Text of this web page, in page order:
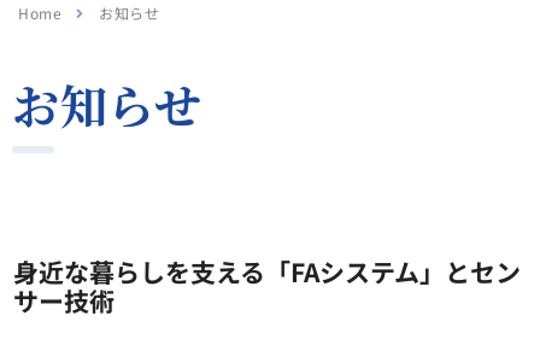
Home お知らせ
お知らせ
身近な暮らしを支える「FAシステム」とセン
サー技術